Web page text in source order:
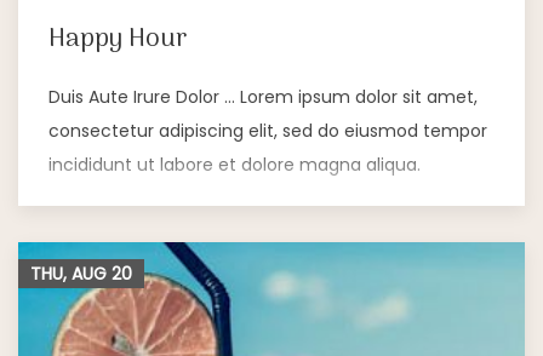
Happy Hour
Duis Aute Irure Dolor … Lorem ipsum dolor sit amet,
consectetur adipiscing elit, sed do eiusmod tempor
incididunt ut labore et dolore magna aliqua.
THU, AUG 20